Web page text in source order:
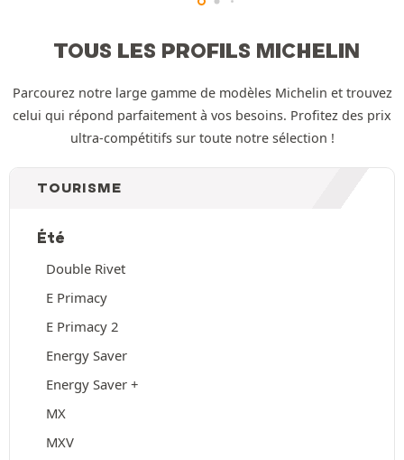
TOUS LES PROFILS MICHELIN
Parcourez notre large gamme de modèles Michelin et trouvez
celui qui répond parfaitement à vos besoins. Profitez des prix
ultra-compétitifs sur toute notre sélection !
TOURISME
Été
Double Rivet
E Primacy
E Primacy 2
Energy Saver
Energy Saver +
MX
MXV